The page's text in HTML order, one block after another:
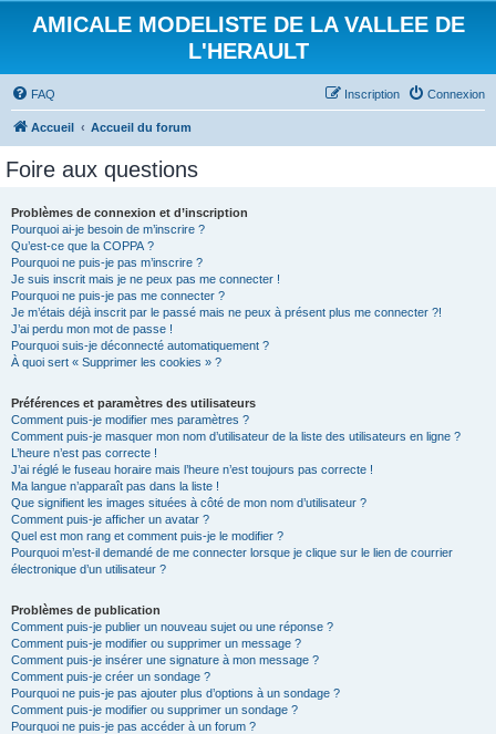
AMICALE MODELISTE DE LA VALLEE DE
L'HERAULT
FAQ Connexion
Inscription
Accueil Accueil du forum
Foire aux questions
Problèmes de connexion et d’inscription
Pourquoi ai-je besoin de m’inscrire ?
Qu’est-ce que la COPPA ?
Pourquoi ne puis-je pas m’inscrire ?
Je suis inscrit mais je ne peux pas me connecter !
Pourquoi ne puis-je pas me connecter ?
Je m’étais déjà inscrit par le passé mais ne peux à présent plus me connecter ?!
J’ai perdu mon mot de passe !
Pourquoi suis-je déconnecté automatiquement ?
À quoi sert « Supprimer les cookies » ?
Préférences et paramètres des utilisateurs
Comment puis-je modifier mes paramètres ?
Comment puis-je masquer mon nom d’utilisateur de la liste des utilisateurs en ligne ?
L’heure n’est pas correcte !
J’ai réglé le fuseau horaire mais l’heure n’est toujours pas correcte !
Ma langue n’apparaît pas dans la liste !
Que signifient les images situées à côté de mon nom d’utilisateur ?
Comment puis-je afficher un avatar ?
Quel est mon rang et comment puis-je le modifier ?
Pourquoi m’est-il demandé de me connecter lorsque je clique sur le lien de courrier
électronique d’un utilisateur ?
Problèmes de publication
Comment puis-je publier un nouveau sujet ou une réponse ?
Comment puis-je modifier ou supprimer un message ?
Comment puis-je insérer une signature à mon message ?
Comment puis-je créer un sondage ?
Pourquoi ne puis-je pas ajouter plus d’options à un sondage ?
Comment puis-je modifier ou supprimer un sondage ?
Pourquoi ne puis-je pas accéder à un forum ?